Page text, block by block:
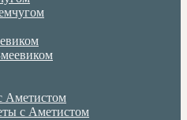
Аметистом
с Аметистом